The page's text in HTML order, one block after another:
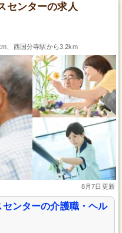
センターの求人
、西国分寺駅から3.2km
8月7日更新
ンターの介護職・ヘル